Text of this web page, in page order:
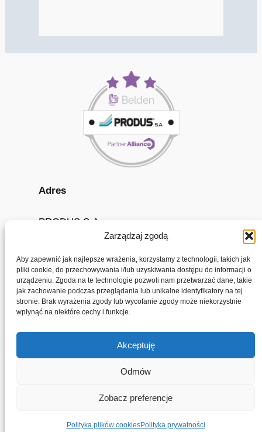
Zarządzaj zgodą
Aby zapewnić jak najlepsze wrażenia, korzystamy z technologii, takich jak
pliki cookie, do przechowywania i/lub uzyskiwania dostępu do informacji o
urządzeniu. Zgoda na te technologie pozwoli nam przetwarzać dane, takie
jak zachowanie podczas przeglądania lub unikalne identyfikatory na tej
stronie. Brak wyrażenia zgody lub wycofanie zgody może niekorzystnie
wpłynąć na niektóre cechy i funkcje.
Akceptuję
Odmów
Zobacz preferencje
Polityka plików cookiesPolityka prywatności
Adres
PRODUS S.A.
ul. Bystrzycka 69c
O Nas
Team
Historia
Kontakt
Prywatność
Polityka Prywatności
Warunki Gwarancji
Media społecznościowe